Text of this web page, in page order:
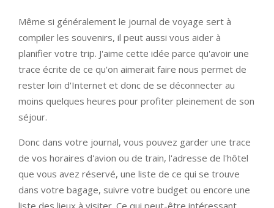
Même si généralement le journal de voyage sert à
compiler les souvenirs, il peut aussi vous aider à
planifier votre trip. J'aime cette idée parce qu'avoir une
trace écrite de ce qu'on aimerait faire nous permet de
rester loin d'Internet et donc de se déconnecter au
moins quelques heures pour profiter pleinement de son
séjour.
Donc dans votre journal, vous pouvez garder une trace
de vos horaires d'avion ou de train, l'adresse de l'hôtel
que vous avez réservé, une liste de ce qui se trouve
dans votre bagage, suivre votre budget ou encore une